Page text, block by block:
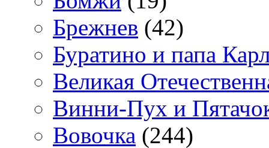
Брежнев (42)
Буратино и папа
Великая
Винни-Пух и
Вовочка (244)